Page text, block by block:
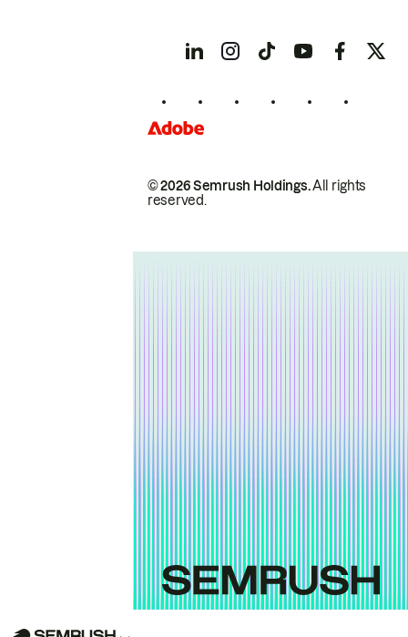
© 2026 Semrush Holdings.All rights
reserved.